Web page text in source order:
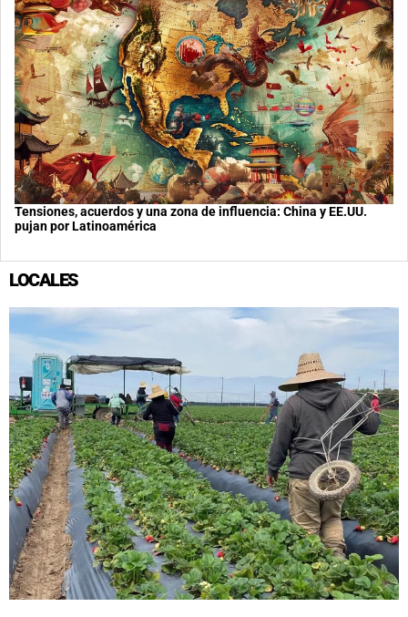
Tensiones, acuerdos y una zona de influencia: China y EE.UU.
pujan por Latinoamérica
LOCALES